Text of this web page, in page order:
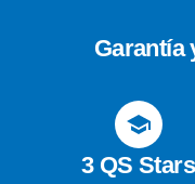
Garantía
3 QS Stars